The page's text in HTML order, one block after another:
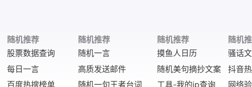
随机推荐
股票数据查询
每日一言
百度热搜榜单
随机推荐
随机一言
高质发送邮件
随机一句王者台词
随机推荐
摸鱼人日历
随机美句摘抄文案
工具-我的ip查询
随机
骚话
抖音
网络